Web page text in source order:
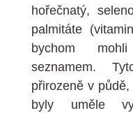
hořečnatý,
palmitáte
bychom
seznamem.
přirozeně v
byly uměle